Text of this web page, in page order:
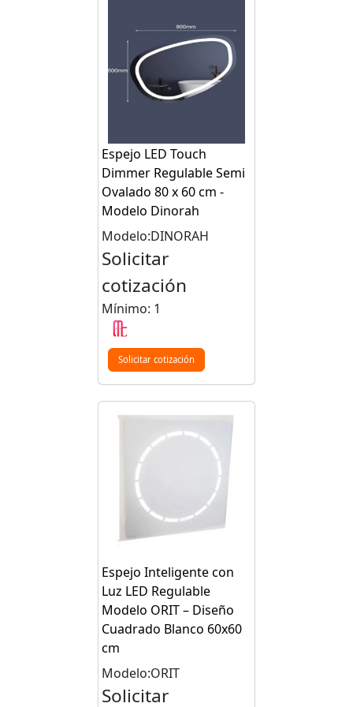
Espejo LED Touch
Dimmer Regulable Semi
Ovalado 80 x 60 cm -
Modelo Dinorah
Modelo:DINORAH
Solicitar
cotización
Mínimo: 1
Solicitar cotización
Espejo Inteligente con
Luz LED Regulable
Modelo ORIT – Diseño
Cuadrado Blanco 60x60
cm
Modelo:ORIT
Solicitar